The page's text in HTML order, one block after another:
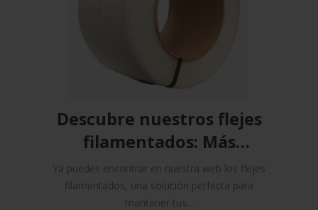
Descubre nuestros flejes
filamentados: Más
resistencia y seguridad
para tu embalaje
Ya puedes encontrar en nuestra web los flejes
filamentados, una solución perfecta para
mantener tus...